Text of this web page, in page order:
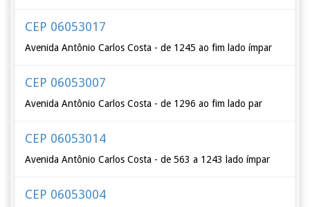
CEP 06053017
Avenida Antônio Carlos Costa - de 1245 ao fim lado ímpar
CEP 06053007
Avenida Antônio Carlos Costa - de 1296 ao fim lado par
CEP 06053014
Avenida Antônio Carlos Costa - de 563 a 1243 lado ímpar
CEP 06053004